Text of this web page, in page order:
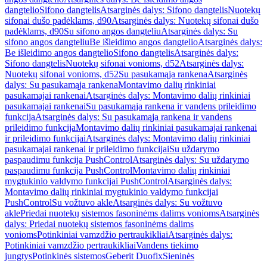
dangtelioSifono dangtelisAtsarginės dalys: Sifono dangtelisNuotekų
sifonai dušo padėklams, d90Atsarginės dalys: Nuotekų sifonai dušo
padėklams, d90Su sifono angos dangteliuAtsarginės dalys: Su
sifono angos dangteliuBe išleidimo angos dangtelioAtsarginės dalys:
Be išleidimo angos dangtelioSifono dangtelisAtsarginės dalys:
Sifono dangtelisNuotekų sifonai vonioms, d52Atsarginės dalys:
Nuotekų sifonai vonioms, d52Su pasukamąja rankenaAtsarginės
dalys: Su pasukamąja rankenaMontavimo dalių rinkiniai
pasukamajai rankenaiAtsarginės dalys: Montavimo dalių rinkiniai
pasukamajai rankenaiSu pasukamąja rankena ir vandens prileidimo
funkcijaAtsarginės dalys: Su pasukamąja rankena ir vandens
prileidimo funkcijaMontavimo dalių rinkiniai pasukamajai rankenai
ir prileidimo funkcijaiAtsarginės dalys: Montavimo dalių rinkiniai
pasukamajai rankenai ir prileidimo funkcijaiSu uždarymo
paspaudimu funkcija PushControlAtsarginės dalys: Su uždarymo
paspaudimu funkcija PushControlMontavimo dalių rinkiniai
mygtukinio valdymo funkcijai PushControlAtsarginės dalys:
Montavimo dalių rinkiniai mygtukinio valdymo funkcijai
PushControlSu vožtuvo akleAtsarginės dalys: Su vožtuvo
aklePriedai nuotekų sistemos fasoninėms dalims voniomsAtsarginės
dalys: Priedai nuotekų sistemos fasoninėms dalims
voniomsPotinkiniai vamzdžio pertraukikliaiAtsarginės dalys:
Potinkiniai vamzdžio pertraukikliaiVandens tiekimo
jungtysPotinkinės sistemosGeberit DuofixSieninės